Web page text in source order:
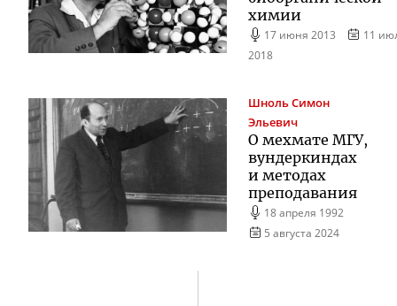
химии
17 июня 2013
11
2018
ШнольСимон
Эльевич
О мехмате МГУ,
вундеркиндах
и методах
преподавания
18 апреля 1992
5 августа 2024